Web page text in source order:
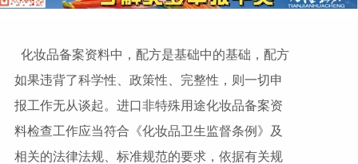
化妆品备案资料中，配方是基础中的基础，配方
如果违背了科学性、政策性、完整性，则一切申
报工作无从谈起。进口非特殊用途化妆品备案资
料检查工作应当符合《化妆品卫生监督条例》及
相关的法律法规、标准规范的要求，依据有关规